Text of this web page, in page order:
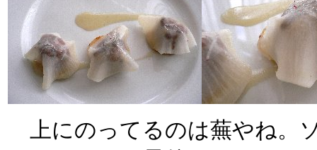
上にのってるのは蕪やね。